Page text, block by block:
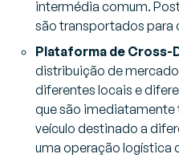
intermédia comum.
são transportados para
Plataforma de Cross-
distribuição de
diferentes locais e
que são imediatamente
veículo destinado a
uma operação logística